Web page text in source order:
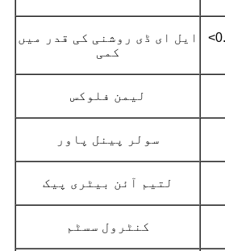
ایل ای ڈی روشنی کی قدر میں
کمی
میں کمی
لیمن فلوکس
سولر پینل پاور
لتیم آئن بیٹری پیک
کنٹرول سسٹم